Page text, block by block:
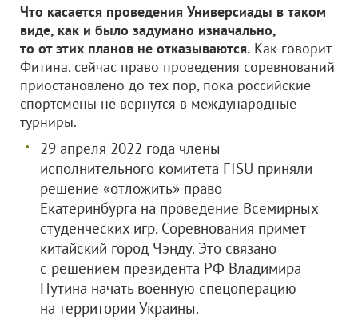
Что касается проведения Универсиады в таком
виде, как и было задумано изначально,
то от этих планов не отказываются. Как говорит
Фитина, сейчас право проведения соревнований
приостановлено до тех пор, пока российские
спортсмены не вернутся в международные
турниры.
29 апреля 2022 года члены
исполнительного комитета FISU приняли
решение «отложить» право
Екатеринбурга на проведение Всемирных
студенческих игр. Соревнования примет
китайский город Чэнду. Это связано
с решением президента РФ Владимира
Путина начать военную спецоперацию
на территории Украины.